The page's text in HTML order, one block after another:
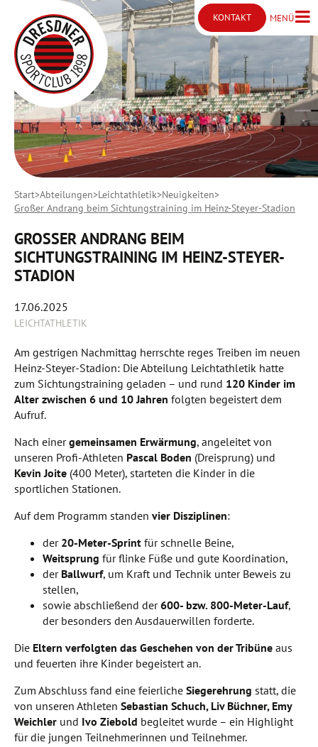
KONTAKT
Kontakt öffnen
MENÜMenü
Start Abteilungen Leichtathletik Neuigkeiten
Großer Andrang beim Sichtungstraining im Heinz-Steyer-Stadion
GROSSER ANDRANG BEIM S
ICHTUNGSTRAINING IM HEINZ-STEYER-S
TADION
17.06.2025
LEICHTATHLETIK
Am gestrigen Nachmittag herrschte reges Treiben im neuen
Heinz-Steyer-Stadion: Die Abteilung Leichtathletik hatte
zum Sichtungstraining geladen – und rund 120 Kinder im
Alter zwischen 6 und 10 Jahren folgten begeistert dem
Aufruf.
Nach einergemeinsamen Erwärmung, angeleitet von
unseren Profi-Athleten Pascal Boden (Dreisprung) und
Kevin Joite (400 Meter), starteten die Kinder in die
sportlichen Stationen.
Auf dem Programm standen vier Disziplinen:
der 20-Meter-Sprint für schnelle Beine,
Weitsprung für flinke Füße und gute Koordination,
der Ballwurf, um Kraft und Technik unter Beweis zu
stellen,
sowie abschließend der600- bzw. 800-Meter-Lauf,
der besonders den Ausdauerwillen forderte.
Die Eltern verfolgten das Geschehen von der Tribüne aus
und feuerten ihre Kinder begeistert an.
Zum Abschluss fand eine feierliche Siegerehrung statt, die
von unseren Athleten Sebastian Schuch, Liv Büchner, Emy
Weichler und Ivo Ziebold begleitet wurde – ein Highlight
für die jungen Teilnehmerinnen und Teilnehmer.